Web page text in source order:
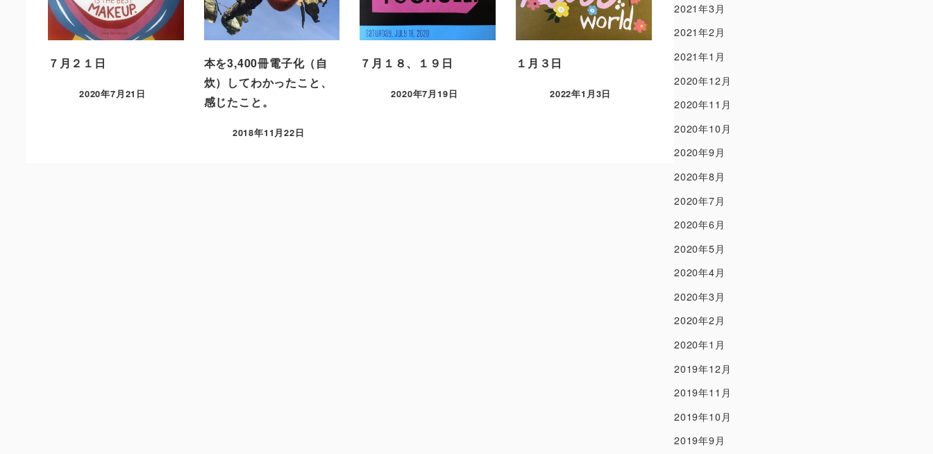
７月２１日
2020年7月21日
本を3,400冊電子化（自
炊）してわかったこと、
感じたこと。
2018年11月22日
７月１８、１９日
2020年7月19日
１月３日
2022年1月3日
2021年3月
2021年2月
2021年1月
2020年12月
2020年11月
2020年10月
2020年9月
2020年8月
2020年7月
2020年6月
2020年5月
2020年4月
2020年3月
2020年2月
2020年1月
2019年12月
2019年11月
2019年10月
2019年9月